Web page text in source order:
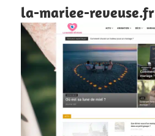
la-mariee-reveuse.fr